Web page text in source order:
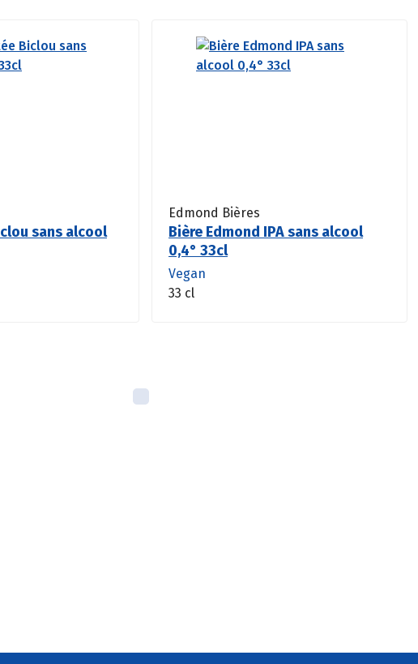
sans alcool
Edmond Bières
Bière Edmond IPA sans alcool
0,4° 33cl
Vegan
33 cl